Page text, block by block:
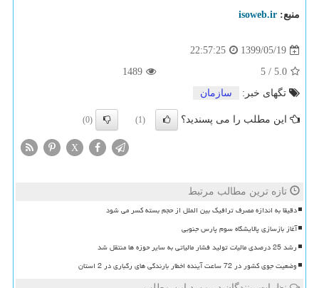
منبع: isoweb.ir
1399/05/19
22:57:25
5.0
/
5
1489
تگهای خبر:
سازمان
این مطلب را می پسندید؟ (1)
(0)
X
تازه ترین مطالب مرتبط
دقیقا به اندازه مصرف ترافیک بین الملل از حجم بسته کسر می شود
آغاز بازسازی پالایشگاه سوم پارس جنوبی
رشد 25 درصدی مالیات تولید فشار مالیاتی به سایر حوزه ها منتقل شد
وضعیت جوی کشور در 72 ساعت آینده اخطار بارندگی های رگباری در 2 استان